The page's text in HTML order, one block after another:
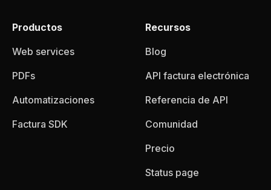
Productos
Web services
PDFs
Automatizaciones
Factura SDK
Recursos
Blog
API factura electrónica
Referencia de API
Comunidad
Precio
Status page